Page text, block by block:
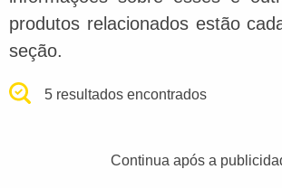
produtos relacionados estão
seção.
5 resultados encontrados
Continua após a